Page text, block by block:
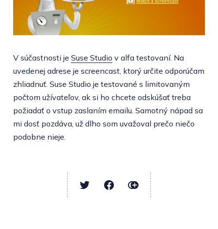
V súčastnosti je Suse Studio v alfa testovaní. Na
uvedenej adrese je screencast, ktorý určite odporúčam
zhliadnuť. Suse Studio je testované s limitovaným
počtom užívateľov, ak si ho chcete odskúšať treba
požiadať o vstup zaslaním emailu. Samotný nápad sa
mi dosť pozdáva, už dlho som uvažoval prečo niečo
podobne nieje.